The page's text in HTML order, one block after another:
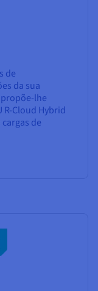
de
da sua
lhe
R-Cloud Hybrid
de